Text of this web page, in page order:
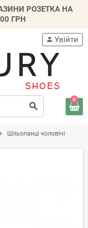
РОЗЕТКА НА
ГРН
search
person Увійти
0
chevron_right Шльопанці чоловічі